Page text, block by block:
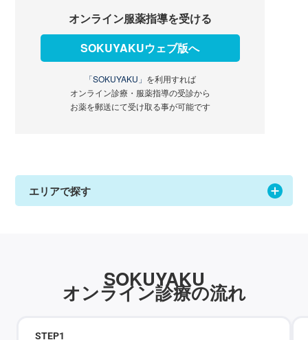
オンライン服薬指導を受ける
SOKUYAKUウェブ版へ
「SOKUYAKU」 を利用すれば
オンライン診療・服薬指導の受診から
お薬を郵送にて受け取る事が可能です
エリアで探す
SOKUYAKU
オンライン診療の流れ
STEP1